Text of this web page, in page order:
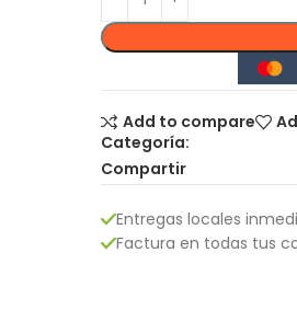
Add to compare
Categoría:
Compartir
Entregas locales
Factura en todas tus